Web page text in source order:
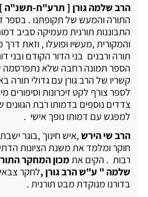
הרב שלמה גורן [ תרע"ח-תשנ"ה ]
התורה והמעש של תקופתנו . בספר
התבוננות תורנית מעמיקה סביב
והמקורית ,מעשיו ופועלו , וזאת
תורה ורבנים בני הדור הקודם ובני
הספר תמונה רחבה שלא נתפרסמה
קשריו של הרב גורן עם גדולי תורה
לספר צורף לקט זיכרונות וסיפורים
צדדים נוספים בדמותו רבת
למפגש עם דמותו נופך אישי .
הרב שי הירש ,איש חינוך ,בוגר
חוקר ומלמד את משנת הציונות
רבות . הקים אתמכון המחקר
שלמה " ע"ש הרב גורן ,לחקר
בדורנו מנוקדת מבט תורנית .